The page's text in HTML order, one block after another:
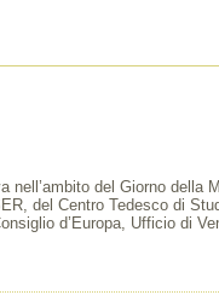
nell’ambito del Giorno della
del Centro Tedesco di
d’Europa, Ufficio di